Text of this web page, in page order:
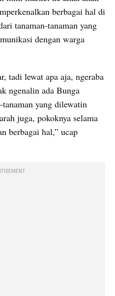
berbagai hal di
tanaman-tanaman yang
dengan warga
tadi lewat apa aja, ngeraba
ngenalin ada Bunga
tanaman yang dilewatin
juga, pokoknya selama
berbagai hal,” ucap